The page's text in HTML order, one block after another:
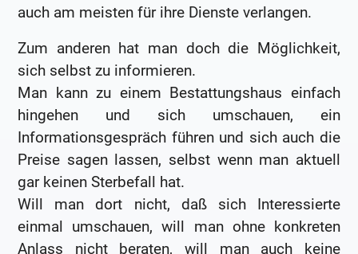
auch am meisten für ihre Dienste verlangen.
Zum anderen hat man doch die Möglichkeit,
sich selbst zu informieren.
Man kann zu einem Bestattungshaus einfach
hingehen und sich umschauen, ein
Informationsgespräch führen und sich auch die
Preise sagen lassen, selbst wenn man aktuell
gar keinen Sterbefall hat.
Will man dort nicht, daß sich Interessierte
einmal umschauen, will man ohne konkreten
Anlass nicht beraten, will man auch keine